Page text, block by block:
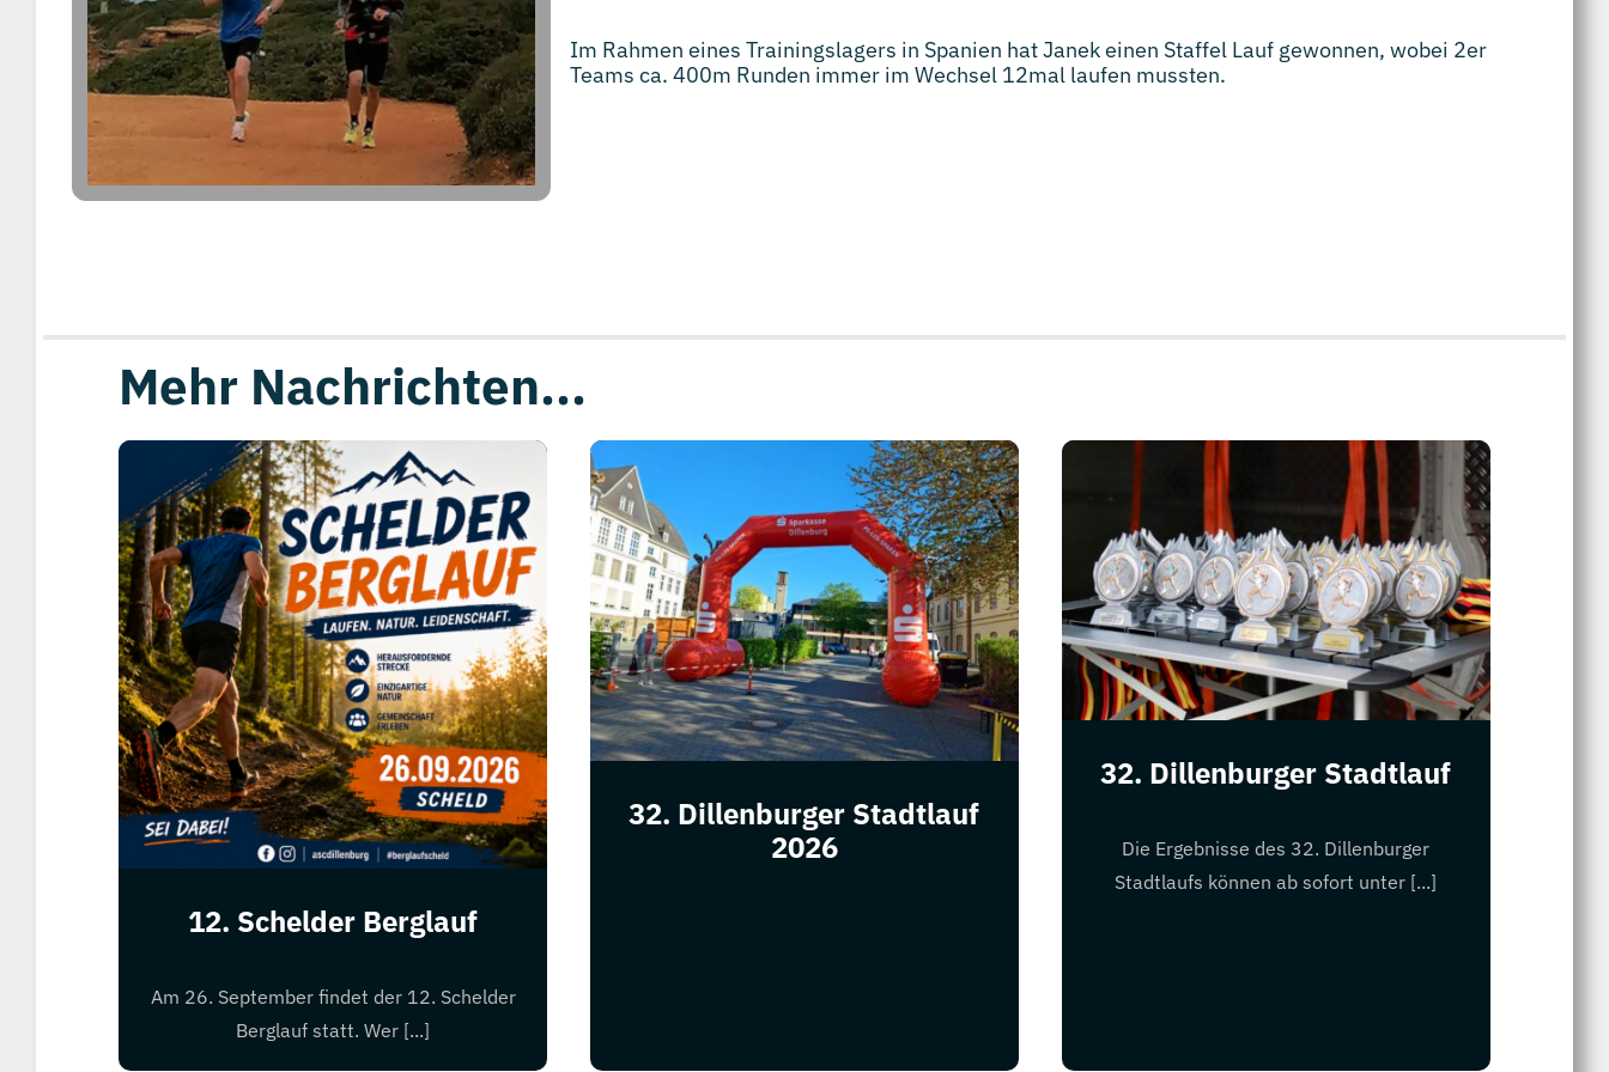
Im Rahmen eines Trainingslagers in Spanien hat Janek einen Staffel Lauf gewonnen, wobei 2er
Teams ca. 400m Runden immer im Wechsel 12mal laufen mussten.
Mehr Nachrichten...
12. Schelder Berglauf
Am 26. September findet der 12. Schelder
Berglauf statt. Wer [...]
32. Dillenburger Stadtlauf
2026
32. Dillenburger Stadtlauf
Die Ergebnisse des 32. Dillenburger
Stadtlaufs können ab sofort unter [...]